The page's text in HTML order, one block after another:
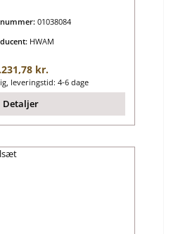
01038084
HWAM
pris:
kr.
leveringstid: 4-6 dage
Detaljer